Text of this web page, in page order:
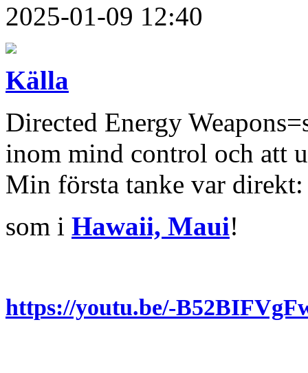
2025-01-09 12:40
Källa
Directed Energy
inom mind control och att
Min första tanke var direkt:
som i Hawaii, Maui!
https://youtu.be/-